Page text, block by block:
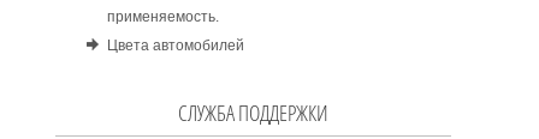
применяемость.
Цвета автомобилей
СЛУЖБА ПОДДЕРЖКИ